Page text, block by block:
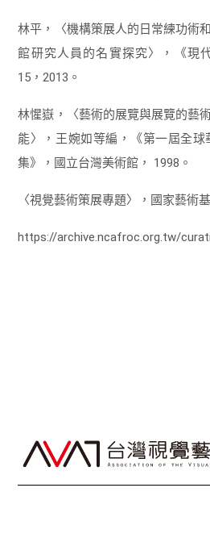
林平，〈機構策展人的日常練功術
館研究人員的名實探究〉，《現
15，2013。
林惺嶽，〈藝術的展覽與展覽的藝
能〉，王婉如等編，《第一屆全
集》，國立台灣美術館， 1998。
〈視覺藝術策展專題〉，國家藝術
https://archive.ncafroc.org.tw/